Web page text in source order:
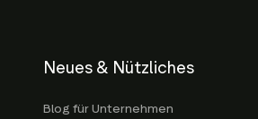
Neues & Nützliches
Blog für Unternehmen